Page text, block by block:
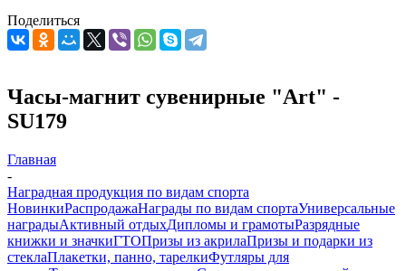
Поделиться
Часы-магнит сувенирные "Art" -
SU179
Главная
-
Наградная продукция по видам спорта
НовинкиРаспродажаНаграды по видам спортаУниверсальные
наградыАктивный отдыхДипломы и грамотыРазрядные
книжки и значкиГТОПризы из акрилаПризы и подарки из
стеклаПлакетки, панно, тарелкиФутляры для